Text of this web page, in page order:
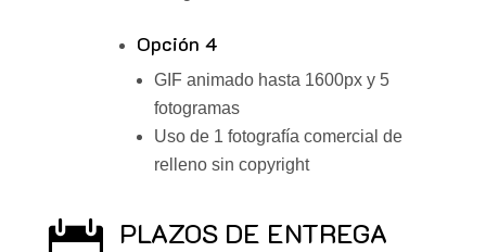
Opción 4
GIF animado hasta 1600px y 5
fotogramas
Uso de 1 fotografía comercial de
relleno sin copyright
PLAZOS DE ENTREGA